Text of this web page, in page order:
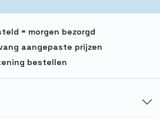
= morgen bezorgd
aangepaste prijzen
bestellen